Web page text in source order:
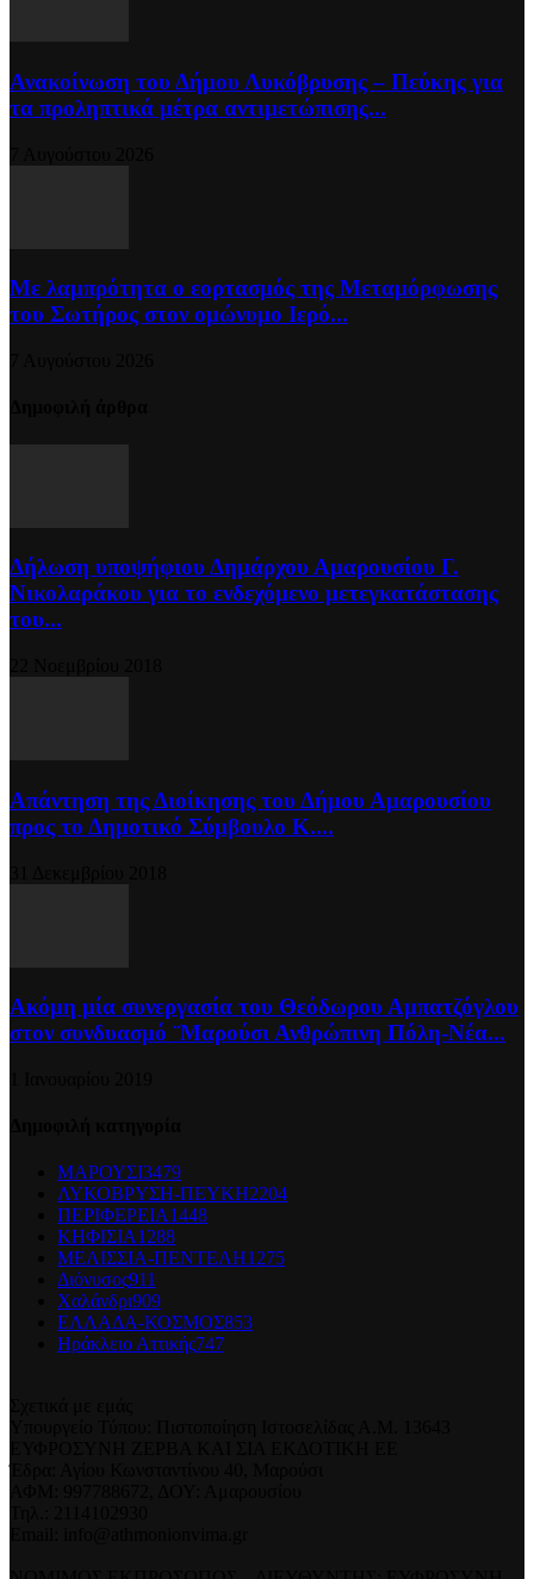
Ανακοίνωση του Δήμου Λυκόβρυσης – Πεύκης για
τα προληπτικά μέτρα αντιμετώπισης...
Με λαμπρότητα ο εορτασμός της Μεταμόρφωσης
του Σωτήρος στον ομώνυμο Ιερό...
Δήλωση υποψήφιου Δημάρχου Αμαρουσίου Γ.
Νικολαράκου για το ενδεχόμενο μετεγκατάστασης
του...
Απάντηση της Διοίκησης του Δήμου Αμαρουσίου
προς το Δημοτικό Σύμβουλο Κ....
Ακόμη μία συνεργασία του Θεόδωρου Αμπατζόγλου
στον συνδυασμό ¨Μαρούσι Ανθρώπινη Πόλη-Νέα...
ΜΑΡΟΥΣΙ3479
ΛΥΚΟΒΡΥΣΗ-ΠΕΥΚΗ2204
ΠΕΡΙΦΕΡΕΙΑ1448
ΚΗΦΙΣΙΑ1288
ΜΕΛΙΣΣΙΑ-ΠΕΝΤΕΛΗ1275
Διόνυσος911
Χαλάνδρι909
ΕΛΛΑΔΑ-ΚΟΣΜΟΣ853
Ηράκλειο Αττικής747